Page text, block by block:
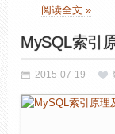
阅读全文 »
MySQL索引
2015-07-19